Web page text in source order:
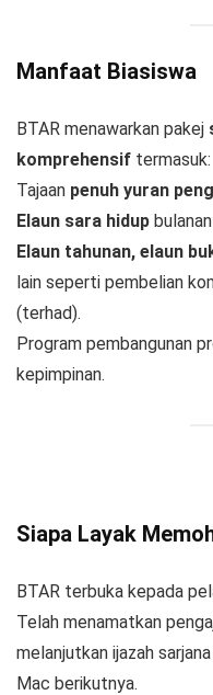
Manfaat Biasiswa
BTAR menawarkan pakej
komprehensif termasuk:
Tajaan penuh yuran
Elaun sara hidup
Elaun tahunan, elaun
lain seperti pembelian
(terhad).
Program pembangunan
kepimpinan.
Siapa Layak
BTAR terbuka kepada
Telah menamatkan
melanjutkan ijazah
Mac berikutnya.